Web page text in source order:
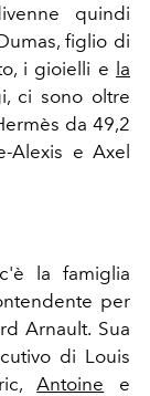
quindi
figlio di
i gioielli e la
ci sono oltre
da 49,2
Alexis e Axel
la famiglia
per
Arnault. Sua
di Louis
Antoine e